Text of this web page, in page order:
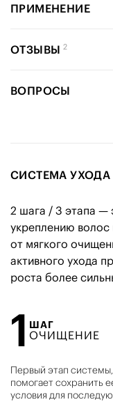
ПРИМЕНЕНИЕ
ОТЗЫВЫ 2
ВОПРОСЫ
СИСТЕМА УХОДА
2 шага / 3 этапа —
укреплению
от мягкого
активного ухода
роста более
1 ШАГ
ОЧИЩЕНИЕ
Первый этап
помогает сохранить
условия для